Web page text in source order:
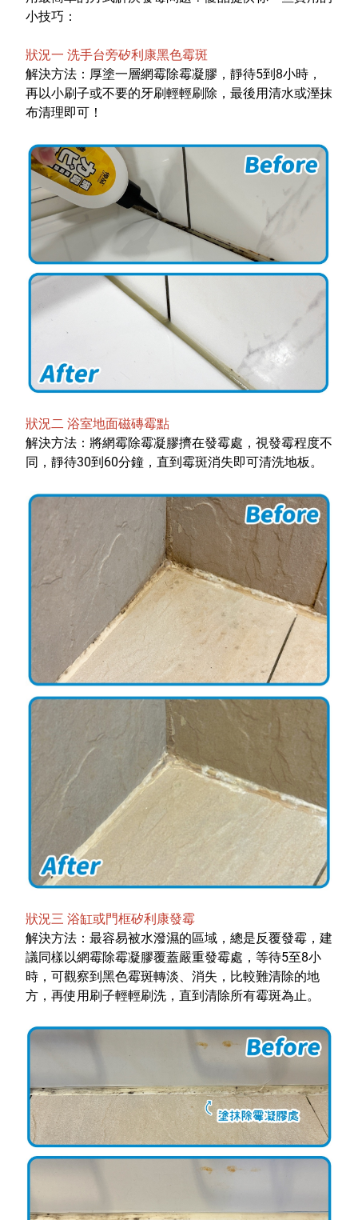
小技巧：
狀況一 洗手台旁矽利康黑色霉斑
解決方法：厚塗一層網霉除霉凝膠，靜待5到8小時，
再以小刷子或不要的牙刷輕輕刷除，最後用清水或溼抹
布清理即可！
狀況二 浴室地面磁磚霉點
解決方法：將網霉除霉凝膠擠在發霉處，視發霉程度不
同，靜待30到60分鐘，直到霉斑消失即可清洗地板。
狀況三 浴缸或門框矽利康發霉
解決方法：最容易被水潑濕的區域，總是反覆發霉，建
議同樣以網霉除霉凝膠覆蓋嚴重發霉處，等待5至8小
時，可觀察到黑色霉斑轉淡、消失，比較難清除的地
方，再使用刷子輕輕刷洗，直到清除所有霉斑為止。